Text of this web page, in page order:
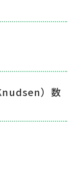
）数